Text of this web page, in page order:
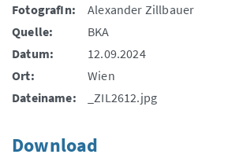
FotografIn:
Alexander Zillbauer
Quelle:
BKA
Datum:
12.09.2024
Ort:
Wien
Dateiname:
_ZIL2612.jpg
Download